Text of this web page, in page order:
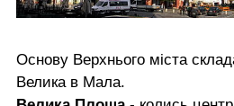
Основу Верхнього міста
Велика в Мала.